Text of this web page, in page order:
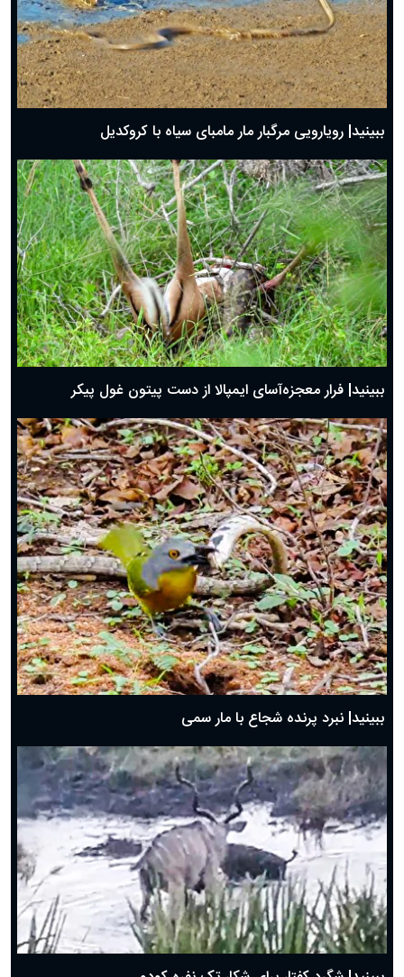
ببینید| رویارویی مرگبار مار مامبای سیاه با کروکدیل
ببینید| فرار معجزه‌آسای ایمپالا از دست پیتون غول پیکر
ببینید| نبرد پرنده شجاع با مار سمی